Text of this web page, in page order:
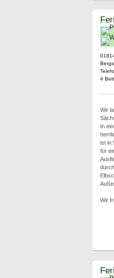
4
Wir
In
ist in
für
Wir